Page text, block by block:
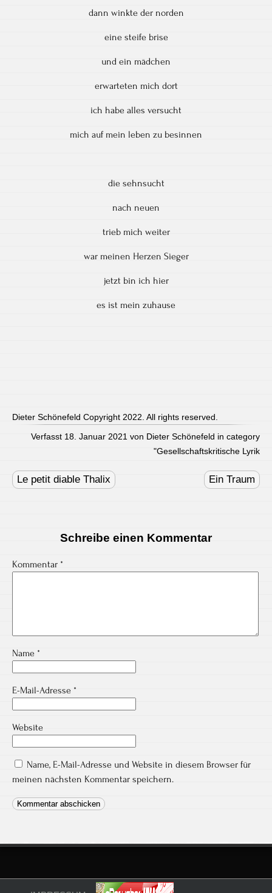
dann winkte der norden
eine steife brise
und ein mädchen
erwarteten mich dort
ich habe alles versucht
mich auf mein leben zu besinnen
die sehnsucht
nach neuen
trieb mich weiter
war meinen Herzen Sieger
jetzt bin ich hier
es ist mein zuhause
Dieter Schönefeld Copyright 2022. All rights reserved.
Verfasst 18. Januar 2021 von Dieter Schönefeld in category
"Gesellschaftskritische Lyrik
navigation
Le petit diable Thalix Ein Traum
Schreibe einen Kommentar
Kommentar *
Name *
E-Mail-Adresse *
Website
Name, E-Mail-Adresse und Website in diesem Browser für
meinen nächsten Kommentar speichern.